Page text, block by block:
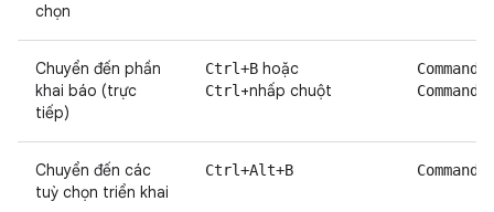
chọn
Chuyển đến phần
khai báo (trực
tiếp)
Ctrl+B hoặc
Ctrl +nhấp chuột
Command
Chuyển đến các
tuỳ chọn triển khai
Ctrl+Alt+B